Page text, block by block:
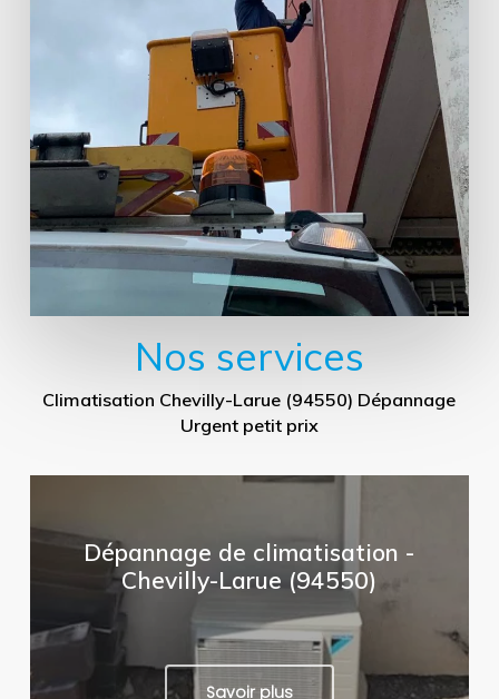
Nos services
Climatisation Chevilly-Larue (94550) Dépannage
Urgent petit prix
Dépannage de climatisation -
Chevilly-Larue (94550)
Savoir plus